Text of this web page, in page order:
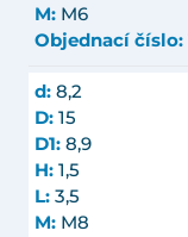
M: M6
Objednací číslo:
d: 8,2
D: 15
D1: 8,9
H: 1,5
L: 3,5
M: M8